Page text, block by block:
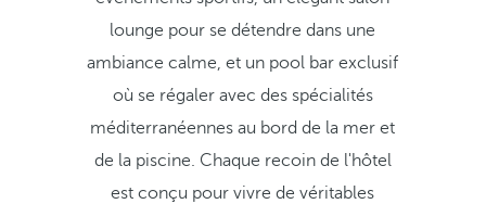
lounge pour se détendre dans une
ambiance calme, et un pool bar exclusif
où se régaler avec des spécialités
méditerranéennes au bord de la mer et
de la piscine. Chaque recoin de l'hôtel
est conçu pour vivre de véritables